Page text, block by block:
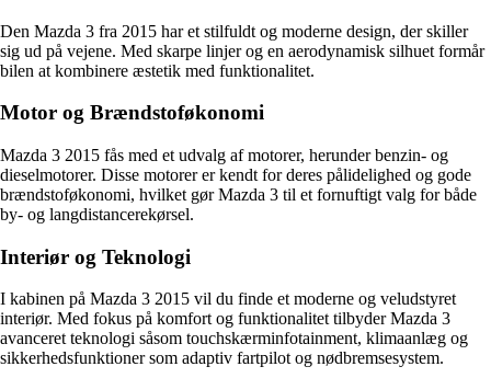
Den Mazda 3 fra 2015 har et stilfuldt og moderne design, der skiller
sig ud på vejene. Med skarpe linjer og en aerodynamisk silhuet formår
bilen at kombinere æstetik med funktionalitet.
Motor og Brændstoføkonomi
Mazda 3 2015 fås med et udvalg af motorer, herunder benzin- og
dieselmotorer. Disse motorer er kendt for deres pålidelighed og gode
brændstoføkonomi, hvilket gør Mazda 3 til et fornuftigt valg for både
by- og langdistancerekørsel.
Interiør og Teknologi
I kabinen på Mazda 3 2015 vil du finde et moderne og veludstyret
interiør. Med fokus på komfort og funktionalitet tilbyder Mazda 3
avanceret teknologi såsom touchskærminfotainment, klimaanlæg og
sikkerhedsfunktioner som adaptiv fartpilot og nødbremsesystem.